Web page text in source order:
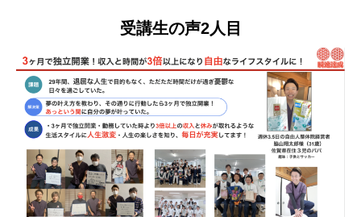
受講生の声2人目